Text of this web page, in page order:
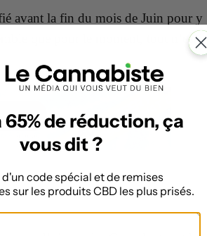
avant la fin du mois de Juin pour y
que pour le moment, tout n’est
65% de réduction, ça
vous dit ?
code spécial et de remises
sur les produits CBD les plus prisés.